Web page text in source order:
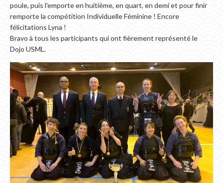
poule, puis l'emporte en huitième, en quart, en demi et pour finir
remporte la compétition Individuelle Féminine ! Encore
félicitations Lyna !
Bravo à tous les participants qui ont fièrement représenté le
Dojo USML.